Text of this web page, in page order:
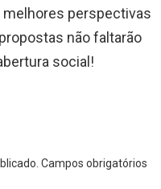
perspectivas
não faltarão
social!
Campos obrigatórios